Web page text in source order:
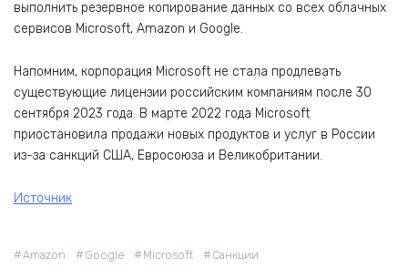
выполнить резервное копирование данных со всех облачных
сервисов Microsoft, Amazon и Google.
Напомним, корпорация Microsoft не стала продлевать
существующие лицензии российским компаниям после 30
сентября 2023 года. В марте 2022 года Microsoft
приостановила продажи новых продуктов и услуг в России
из-за санкций США, Евросоюза и Великобритании.
Источник
Amazon Google Microsoft Санкции